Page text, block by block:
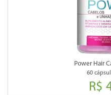
Power Hair
60
R$